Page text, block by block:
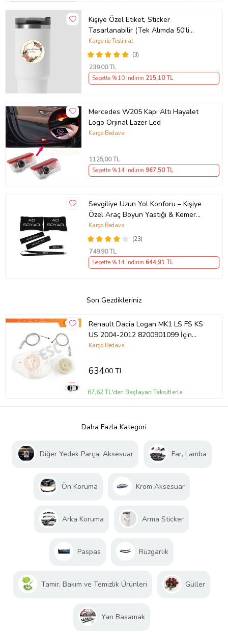
Kişiye Özel Etiket, Sticker
Tasarlanabilir (Tek Alımda 50'li
Gönderim Yapılmaktadır)
(3)
Kargo ile Teslimat
239,00 TL
Sepette %10 İndirim 215,10 TL
Mercedes W205 Kapı Altı Hayalet
Logo Orjinal Lazer Led
Kargo Bedava
1125,00 TL
Sepette %14 İndirim 967,50 TL
Sevgiliye Uzun Yol Konforu – Kişiye
Özel Araç Boyun Yastığı & Kemer
Pedi Hediye Seti
(23)
Kargo Bedava
749,90 TL
Sepette %14 İndirim 644,91 TL
Son Gezdikleriniz
Renault Dacia Logan MK1 LS FS KS
US 2004-2012 8200901099 İçin
Elektrikli Ön Sol Cam Kriko Tamir
Kargo Bedava
634,00 TL
67,62 TL'den Başlayan Taksitlerle
Daha Fazla Kategori
Diğer Yedek Parça, Aksesuar Far, Lamba
Ön Koruma Krom Aksesuar
Arka Koruma Arma Sticker
Paspas Rüzgarlık
Tamir, Bakım ve Temizlik Ürünleri Güller
Yan Basamak